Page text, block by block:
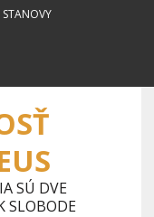
STANOVY
SÚ DVE
SLOBODE